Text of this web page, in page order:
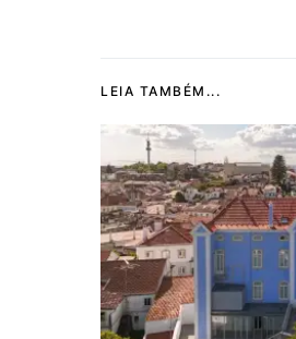
LEIA TAMBÉM...